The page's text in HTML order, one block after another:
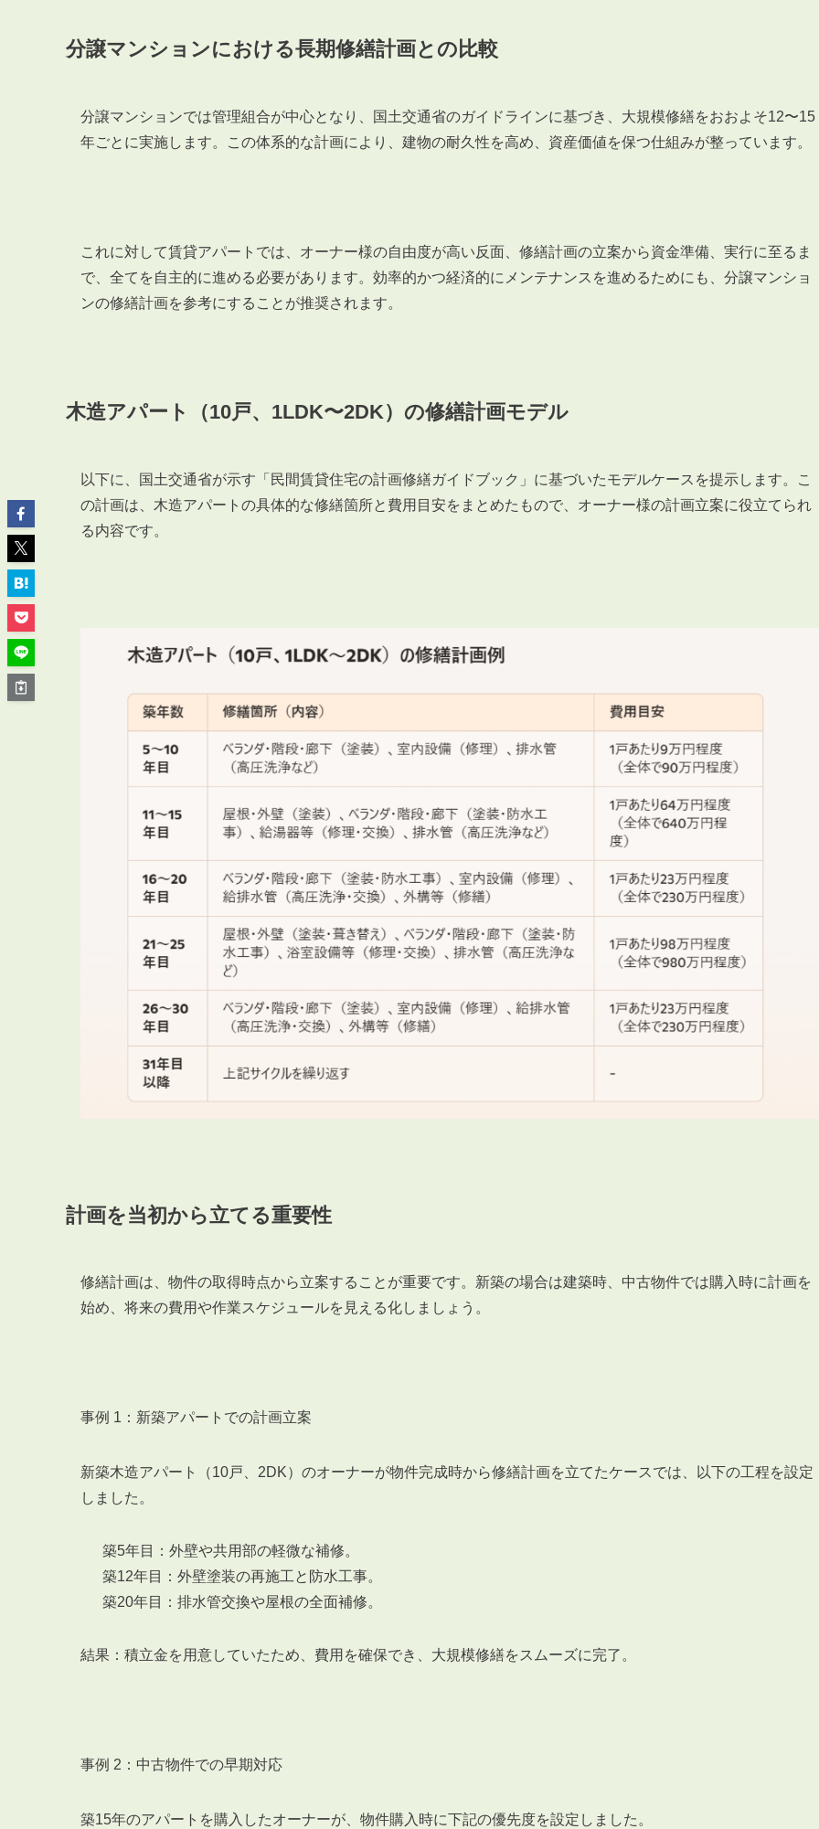
スタッフ紹介
採用情報
物件プロモーション＆バリューアップリフォーム
賃貸管理を依頼したい方
アパートの大規模修繕について
アパートの監視カメラ設置について
仲介業者向け・申込方法
03-6262-9556
【受付時間】10:00~19:00（定休日：水曜日）
分譲マンションにおける長期修繕計画との比較
分譲マンションでは管理組合が中心となり、国土交通省のガイドラインに基づき、大規模修繕をおおよそ12〜15
年ごとに実施します。この体系的な計画により、建物の耐久性を高め、資産価値を保つ仕組みが整っています。
これに対して賃貸アパートでは、オーナー様の自由度が高い反面、修繕計画の立案から資金準備、実行に至るま
で、全てを自主的に進める必要があります。効率的かつ経済的にメンテナンスを進めるためにも、分譲マンショ
ンの修繕計画を参考にすることが推奨されます。
木造アパート（10戸、1LDK〜2DK）の修繕計画モデル
以下に、国土交通省が示す「民間賃貸住宅の計画修繕ガイドブック」に基づいたモデルケースを提示します。こ
の計画は、木造アパートの具体的な修繕箇所と費用目安をまとめたもので、オーナー様の計画立案に役立てられ
る内容です。
計画を当初から立てる重要性
修繕計画は、物件の取得時点から立案することが重要です。新築の場合は建築時、中古物件では購入時に計画を
始め、将来の費用や作業スケジュールを見える化しましょう。
事例 1：新築アパートでの計画立案
新築木造アパート（10戸、2DK）のオーナーが物件完成時から修繕計画を立てたケースでは、以下の工程を設定
しました。
築5年目：外壁や共用部の軽微な補修。
築12年目：外壁塗装の再施工と防水工事。
築20年目：排水管交換や屋根の全面補修。
結果：積立金を用意していたため、費用を確保でき、大規模修繕をスムーズに完了。
事例 2：中古物件での早期対応
築15年のアパートを購入したオーナーが、物件購入時に下記の優先度を設定しました。